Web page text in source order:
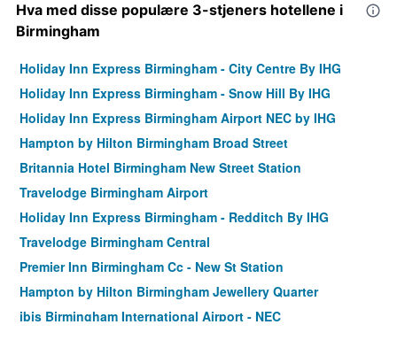
Hva med disse populære 3-stjeners hotellene i
Birmingham
Holiday Inn Express Birmingham - City Centre By IHG
Holiday Inn Express Birmingham - Snow Hill By IHG
Holiday Inn Express Birmingham Airport NEC by IHG
Hampton by Hilton Birmingham Broad Street
Britannia Hotel Birmingham New Street Station
Travelodge Birmingham Airport
Holiday Inn Express Birmingham - Redditch By IHG
Travelodge Birmingham Central
Premier Inn Birmingham Cc - New St Station
Hampton by Hilton Birmingham Jewellery Quarter
ibis Birmingham International Airport - NEC